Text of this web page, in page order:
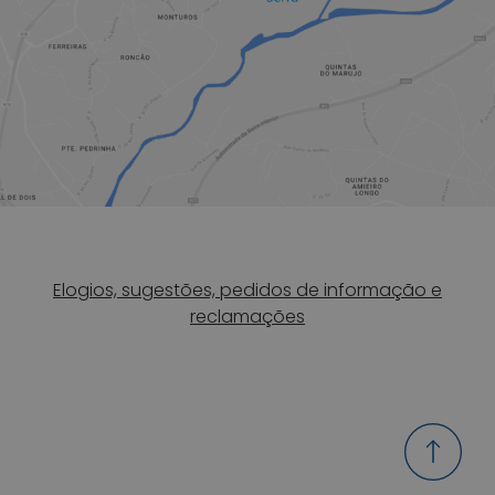
Elogios, sugestões, pedidos de informação e
reclamações